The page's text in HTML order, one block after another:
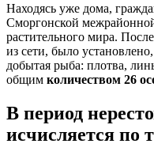
Находясь уже дома,
Сморгонской
растительного мира.
из сети, было
добытая рыба: плотва,
общим количеством 26
В период
исчисляется по